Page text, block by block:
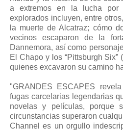
a extremos en la lucha por
explorados incluyen, entre
la muerte de Alcatraz; cómo
vecinos escaparon de la
Dannemora, así como
El Chapo y los “Pittsburgh
quienes excavaron su camino
"GRANDES ESCAPES
fugas carcelarias legendarias
novelas y películas, porque
circunstancias superaron
Channel es un orgullo